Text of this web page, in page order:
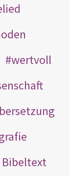
wertvoll
Bibeltext